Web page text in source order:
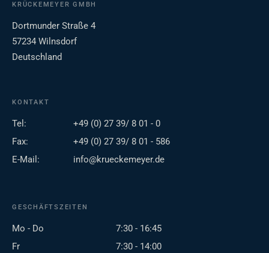
KRÜCKEMEYER GMBH
Dortmunder Straße 4
57234 Wilnsdorf
Deutschland
KONTAKT
Tel:
+49 (0) 27 39/ 8 01 - 0
Fax:
+49 (0) 27 39/ 8 01 - 586
E-Mail:
info@krueckemeyer.de
GESCHÄFTSZEITEN
Mo - Do
7:30 - 16:45
Fr
7:30 - 14:00